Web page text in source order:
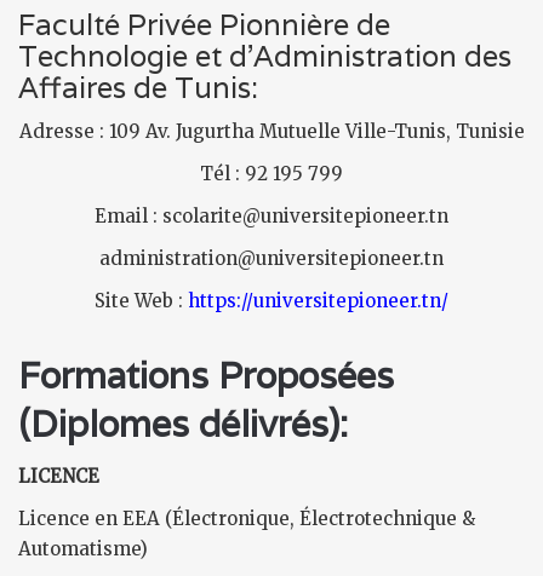
Faculté Privée Pionnière de
Technologie et d’Administration des
Affaires de Tunis:
Adresse : 109 Av. Jugurtha Mutuelle Ville-Tunis, Tunisie
Tél : 92 195 799
Email : scolarite@universitepioneer.tn
administration@universitepioneer.tn
Site Web : https://universitepioneer.tn/
Formations Proposées
(Diplomes délivrés):
LICENCE
Licence en EEA (Électronique, Électrotechnique &
Automatisme)